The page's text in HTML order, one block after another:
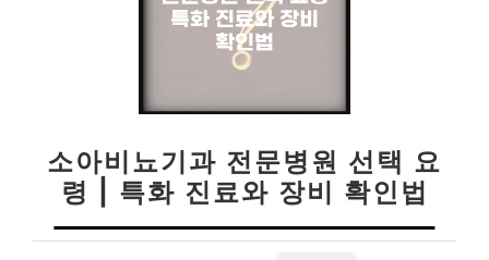
소아비뇨기과 전문병원 선택 요
령 | 특화 진료와 장비 확인법